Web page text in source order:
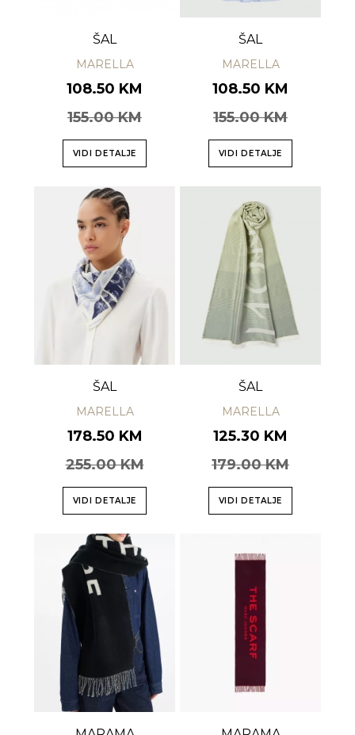
ŠAL
MARELLA
108.50 KM
155.00 KM
VIDI DETALJE
ŠAL
MARELLA
108.50 KM
155.00 KM
VIDI DETALJE
ŠAL
MARELLA
178.50 KM
255.00 KM
VIDI DETALJE
ŠAL
MARELLA
125.30 KM
179.00 KM
VIDI DETALJE